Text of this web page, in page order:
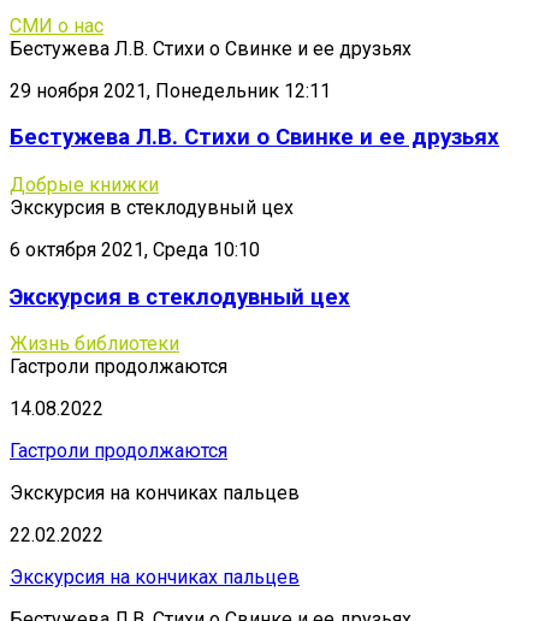
СМИ о нас
Бестужева Л.В. Стихи о Свинке и ее друзьях
29 ноября 2021, Понедельник 12:11
Бестужева Л.В. Стихи о Свинке и ее друзьях
Добрые книжки
Экскурсия в стеклодувный цех
6 октября 2021, Среда 10:10
Экскурсия в стеклодувный цех
Жизнь библиотеки
Гастроли продолжаются
14.08.2022
Гастроли продолжаются
Экскурсия на кончиках пальцев
22.02.2022
Экскурсия на кончиках пальцев